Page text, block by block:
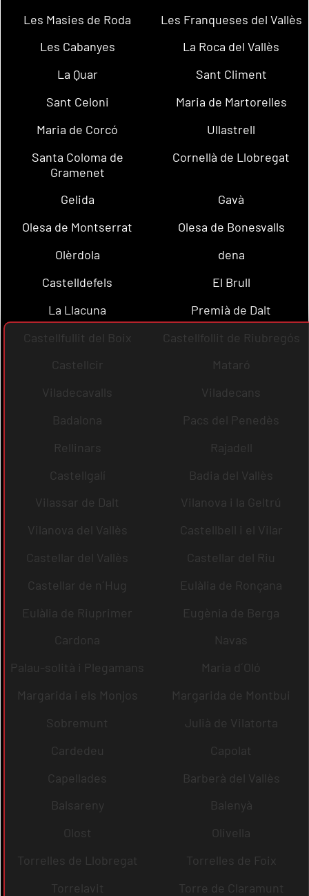
Les Masies de Roda
Les Franqueses del Vallès
Les Cabanyes
La Roca del Vallès
La Quar
Sant Climent
Sant Celoni
Maria de Martorelles
Maria de Corcó
Ullastrell
Santa Coloma de
Gramenet
Cornellà de Llobregat
Gelida
Gavà
Olesa de Montserrat
Olesa de Bonesvalls
Olèrdola
dena
Castelldefels
El Brull
La Llacuna
Premià de Dalt
Castellfullit del Boix
Castellfollit de Riubregós
Castellcir
Mataró
Viladecavalls
Viladecans
Badalona
Pacs del Penedès
Rellinars
Rajadell
Castellgalí
Badia del Vallès
Vilassar de Dalt
Vilanova i la Geltrú
Vilanova del Vallès
Castellbell i el Vilar
Castellar del Vallès
Castellar del Riu
Castellar de n´Hug
Eulàlia de Ronçana
Eulàlia de Riuprimer
Eugènia de Berga
Cardona
Navas
Palau-solità i Plegamans
Maria d´Oló
Margarida i els Monjos
Margarida de Montbui
Sobremunt
Julià de Vilatorta
Cardedeu
Capolat
Capellades
Barberà del Vallès
Balsareny
Balenyà
Olost
Olivella
Torrelles de Llobregat
Torrelles de Foix
Torrelavit
Torre de Claramunt